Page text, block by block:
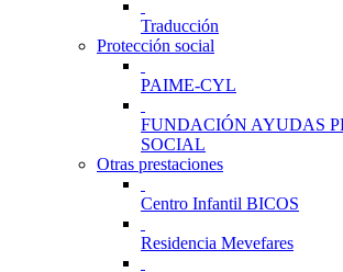
Traducción
Protección social
PAIME-CYL
FUNDACIÓN AYUDAS
SOCIAL
Otras prestaciones
Centro Infantil BICOS
Residencia Mevefares